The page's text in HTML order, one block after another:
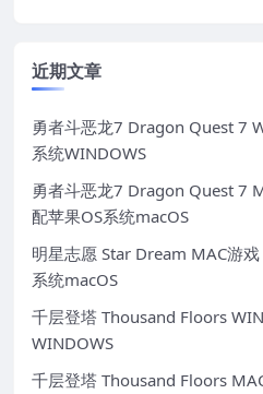
近期文章
勇者斗恶龙7 Dragon Quest 7
系统WINDOWS
勇者斗恶龙7 Dragon Quest 7
配苹果OS系统macOS
明星志愿 Star Dream MAC游
系统macOS
千层登塔 Thousand Floors
WINDOWS
千层登塔 Thousand Floors